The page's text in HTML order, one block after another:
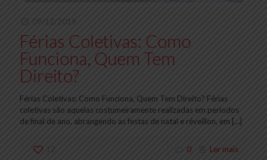
09/12/2019
Férias Coletivas: Como
Funciona, Quem Tem
Direito?
Férias Coletivas: Como Funciona, Quem Tem Direito? Férias
coletivas são aquelas costumeiramente realizadas em períodos
de final de ano, abrangendo as festas de natal e réveillon, em […]
12 0 Ler mais